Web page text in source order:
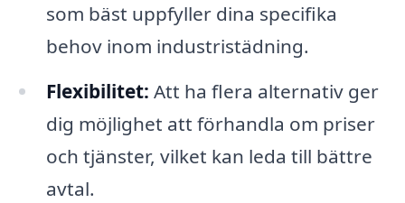
som bäst uppfyller dina specifika
behov inom industristädning.
Flexibilitet: Att ha flera alternativ ger
dig möjlighet att förhandla om priser
och tjänster, vilket kan leda till bättre
avtal.